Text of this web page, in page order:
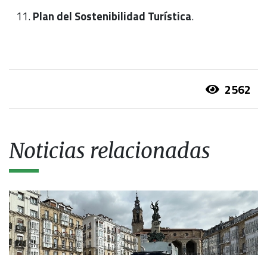
Plan del Sostenibilidad Turística.
2562
Noticias relacionadas